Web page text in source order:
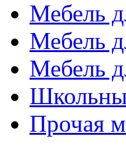
Мебель
Мебель
Мебель
Прочая